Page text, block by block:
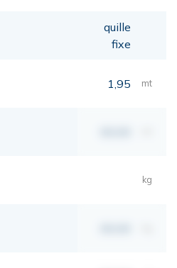
quille
fixe
1,95 mt
kg